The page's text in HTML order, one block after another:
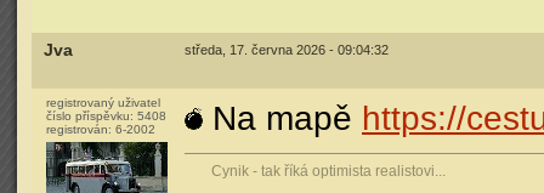
Jva středa, 17. června 2026 - 09:04:32
registrovaný uživatel
číslo příspěvku: 5408
registrován: 6-2002 Na mapě https://
Cynik - tak říká optimista realistovi...